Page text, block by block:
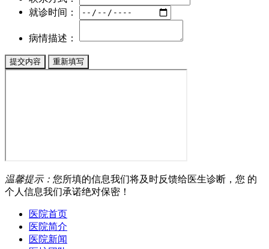
就诊时间：
病情描述：
温馨提示： 您所填的信息我们将及时反馈给医生诊断，您 的
个人信息我们承诺绝对保密！
医院首页
医院简介
医院新闻